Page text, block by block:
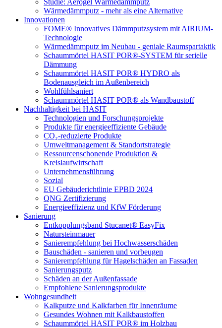
Studie: Aerogel Wärmedämmputz
Wärmedämmputz - mehr als eine Alternative
Innovationen
FOME® Innovatives Dämmputzsystem mit AIRIUM-
Technologie
Wärmedämmputz im Neubau - geniale Raumspartaktik
Schaummörtel HASIT POR®-SYSTEM für serielle
Dämmung
Schaummörtel HASIT POR® HYDRO als
Bodenausgleich im Außenbereich
Wohlfühlsaniert
Schaummörtel HASIT POR® als Wandbaustoff
Nachhaltigkeit bei HASIT
Technologien und Forschungsprojekte
Produkte für energieeffiziente Gebäude
CO₂-reduzierte Produkte
Umweltmanagement & Standortstrategie
Ressourcenschonende Produktion &
Kreislaufwirtschaft
Unternehmensführung
Sozial
EU Gebäuderichtlinie EPBD 2024
QNG Zertifizierung
Energieeffizienz und KfW Förderung
Sanierung
Entkopplungsband Stucanet® EasyFix
Natursteinmauer
Sanierempfehlung bei Hochwasserschäden
Bauschäden - sanieren und vorbeugen
Sanierempfehlung für Hagelschäden an Fassaden
Sanierungsputz
Schäden an der Außenfassade
Empfohlene Sanierungsprodukte
Wohngesundheit
Kalkputze und Kalkfarben für Innenräume
Gesundes Wohnen mit Kalkbaustoffen
Schaummörtel HASIT POR® im Holzbau